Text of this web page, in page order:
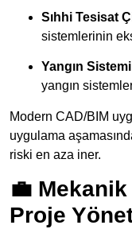
Sıhhi Tesisat
sistemlerinin
Yangın
yangın
Modern CAD/BIM
uygulama
riski en aza iner.
💼 Mekanik
Proje